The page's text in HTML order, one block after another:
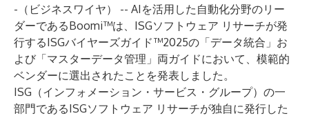
- （ビジネスワイヤ） -- AIを活用した自動化分野のリー
ダーであるBoomi™は、ISGソフトウェア リサーチが発
行するISGバイヤーズガイド™2025の「データ統合」お
よび「マスターデータ管理」両ガイドにおいて、模範的
ベンダーに選出されたことを発表しました。
ISG（インフォメーション・サービス・グループ）の一
部門であるISGソフトウェア リサーチが独自に発行した